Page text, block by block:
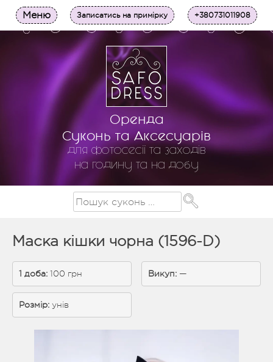
Оренда
Суконь та Аксесуарів
для фотосесії та заходів
на годину та на добу
Меню Записатись на примірку +380731011908
Маска кішки чорна (1596-D)
1 доба: 100 грн Викуп: —
Розмір: унів